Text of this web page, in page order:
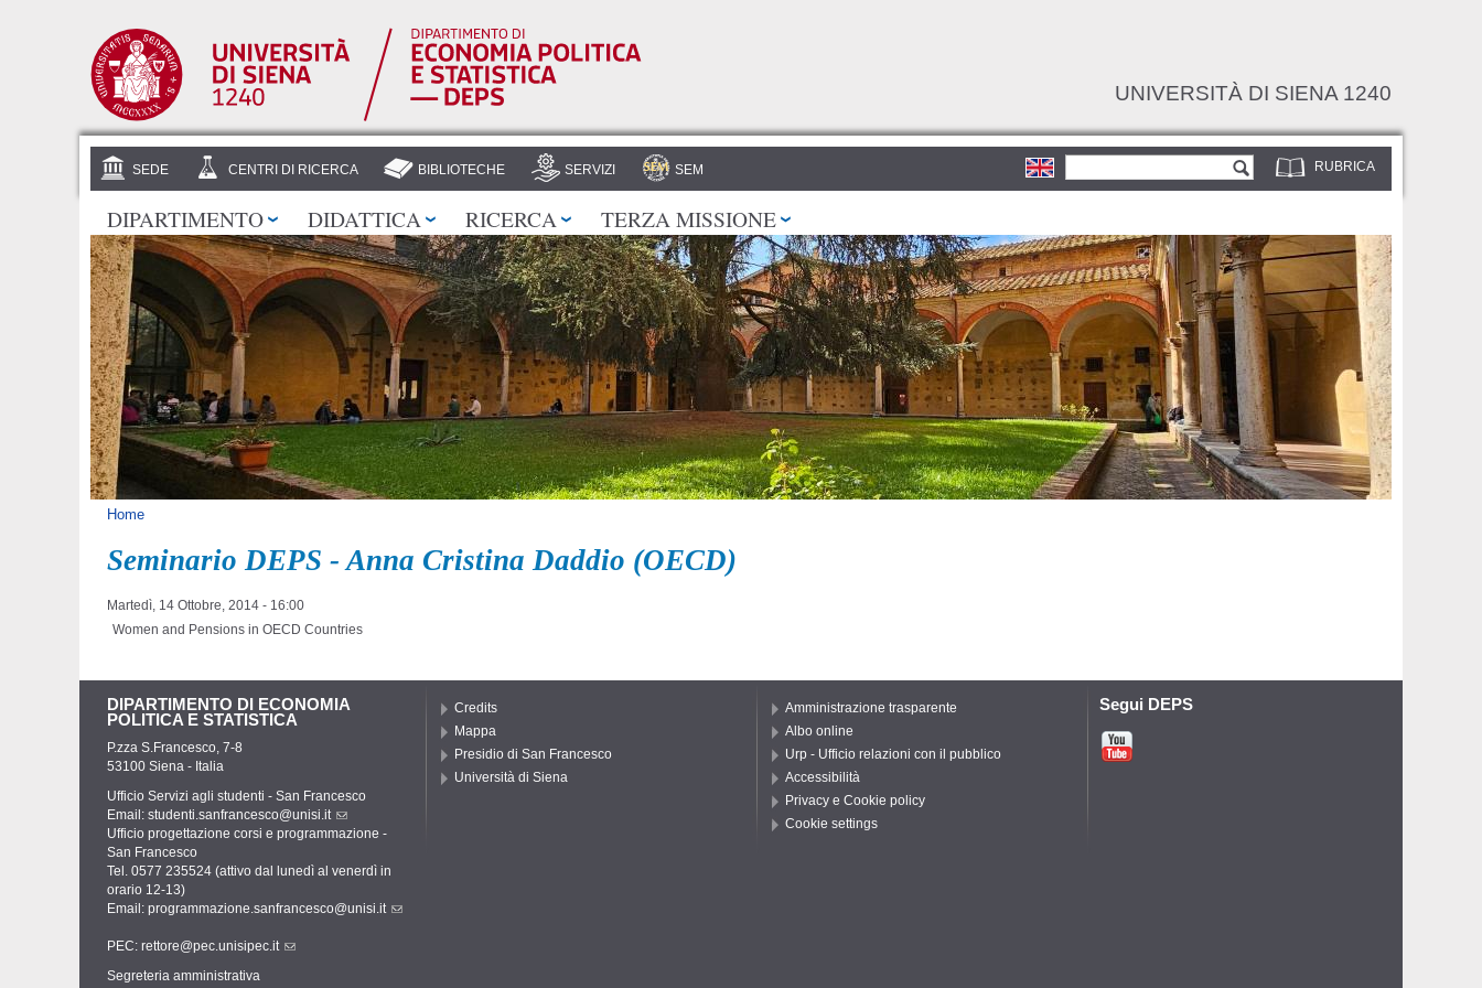
UNIVERSITÀ DI SIENA 1240
RUBRICA
Form di ricerca
SEDE CENTRI DI RICERCA BIBLIOTECHE SERVIZI SEM
DIPARTIMENTO DIDATTICA RICERCA TERZA MISSIONE
Tu sei qui
Home
Seminario DEPS - Anna Cristina Daddio (OECD)
Martedì, 14 Ottobre, 2014 - 16:00
Women and Pensions in OECD Countries
DIPARTIMENTO DI ECONOMIA
POLITICA E STATISTICA
P.zza S.Francesco, 7-8
53100 Siena - Italia
Ufficio Servizi agli studenti - San Francesco
Email: studenti.sanfrancesco@unisi.it
Ufficio progettazione corsi e programmazione -
San Francesco
Tel. 0577 235524 (attivo dal lunedì al venerdì in
orario 12-13)
Email: programmazione.sanfrancesco@unisi.it
PEC: rettore@pec.unisipec.it
Segreteria amministrativa
Credits
Mappa
Presidio di San Francesco
Università di Siena
Amministrazione trasparente
Albo online
Urp - Ufficio relazioni con il pubblico
Accessibilità
Privacy e Cookie policy
Cookie settings
Segui DEPS